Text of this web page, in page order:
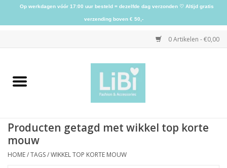
0 Artikelen - €0,00
Home
Kleding
Producten getagd met wikkel top korte
mouw
HOME/TAGS/WIKKEL TOP KORTE MOUW
Op werkdagen vóór 17:00 uur besteld = dezelfde dag verzonden ♡ Altijd gratis
verzending boven € 50,-